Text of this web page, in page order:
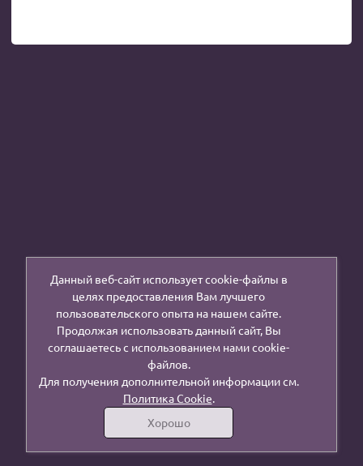
Данный веб-сайт использует cookie-файлы в
целях предоставления Вам лучшего
пользовательского опыта на нашем сайте.
Продолжая использовать данный сайт, Вы
соглашаетесь с использованием нами cookie-
файлов.
Для получения дополнительной информации см.
Политика Cookie.
Хорошо